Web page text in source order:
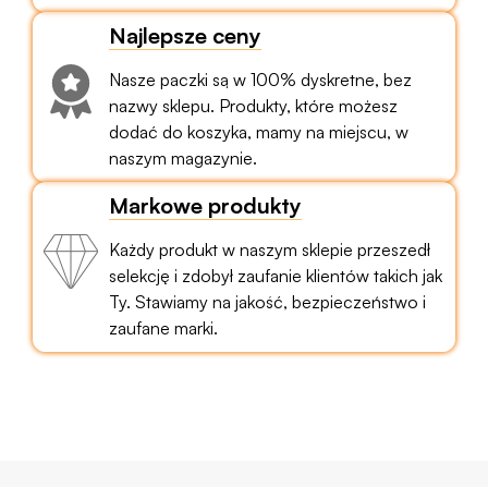
Najlepsze ceny
Nasze paczki są w 100% dyskretne, bez
nazwy sklepu. Produkty, które możesz
dodać do koszyka, mamy na miejscu, w
naszym magazynie.
Markowe produkty
Każdy produkt w naszym sklepie przeszedł
selekcję i zdobył zaufanie klientów takich jak
Ty. Stawiamy na jakość, bezpieczeństwo i
zaufane marki.